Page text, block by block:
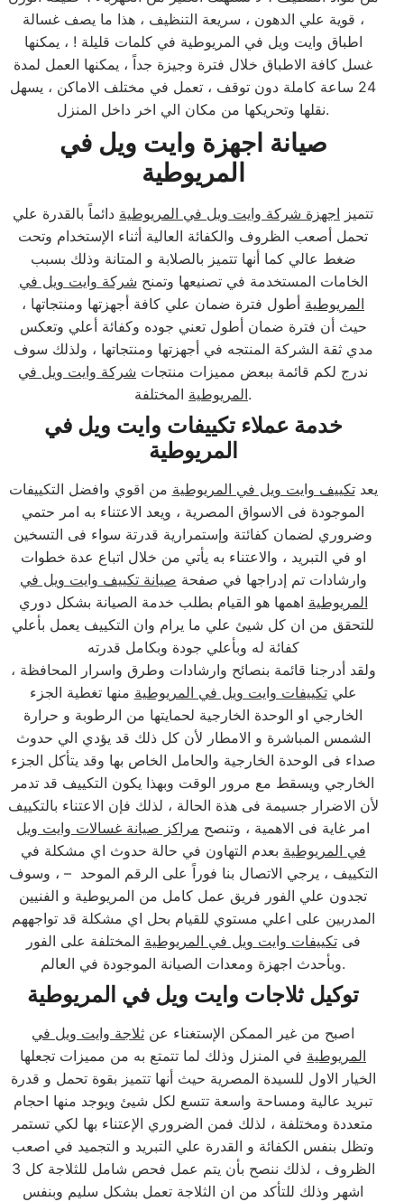
، قوية علي الدهون ، سريعة التنظيف ، هذا ما يصف غسالة
اطباق وايت ويل في المريوطية في كلمات قليلة ! ، يمكنها
غسل كافة الاطباق خلال فترة وجيزة جداً ، يمكنها العمل لمدة
24 ساعة كاملة دون توقف ، تعمل في مختلف الاماكن ، يسهل
نقلها وتحريكها من مكان الي اخر داخل المنزل.
صيانة اجهزة وايت ويل في
المريوطية
تتميز اجهزة شركة وايت ويل في المريوطية دائماً بالقدرة علي
تحمل أصعب الظروف والكفائة العالية أثناء الإستخدام وتحت
ضغط عالي كما أنها تتميز بالصلابة و المتانة وذلك بسبب
الخامات المستخدمة في تصنيعها وتمنح شركة وايت ويل في
المريوطية أطول فترة ضمان علي كافة أجهزتها ومنتجاتها ،
حيث أن فترة ضمان أطول تعني جوده وكفائة أعلي وتعكس
مدي ثقة الشركة المنتجه في أجهزتها ومنتجاتها ، ولذلك سوف
ندرج لكم قائمة ببعض مميزات منتجات شركة وايت ويل في
المريوطيةالمختلفة.
خدمة عملاء تكييفات وايت ويل في
المريوطية
يعدتكييف وايت ويل في المريوطية من اقوي وافضل التكييفات
الموجودة فى الاسواق المصرية ، ويعد الاعتناء به امر حتمي
وضروري لضمان كفائتة وإستمرارية قدرتة سواء فى التسخين
او في التبريد ، والاعتناء به يأتي من خلال اتباع عدة خطوات
وارشادات تم إدراجها في صفحة صيانة تكييف وايت ويل في
المريوطية اهمها هو القيام بطلب خدمة الصيانة بشكل دوري
للتحقق من ان كل شيئ علي ما يرام وان التكييف يعمل بأعلي
كفائة له وبأعلي جودة وبكامل قدرته
، ولقد أدرجنا قائمة بنصائح وارشادات وطرق واسرار المحافظة
عليتكييفات وايت ويل في المريوطية منها تغطية الجزء
الخارجي او الوحدة الخارجية لحمايتها من الرطوبة و حرارة
الشمس المباشرة و الامطار لأن كل ذلك قد يؤدي الي حدوث
صداء فى الوحدة الخارجية والحامل الخاص بها وقد يتأكل الجزء
الخارجي ويسقط مع مرور الوقت وبهذا يكون التكييف قد تدمر
لأن الاضرار جسيمة فى هذة الحالة ، لذلك فإن الاعتناء بالتكييف
امر غاية فى الاهمية ، وتنصح مراكز صيانة غسالات وايت ويل
في المريوطية بعدم التهاون في حالة حدوث اي مشكلة في
التكييف ، يرجي الاتصال بنا فوراً على الرقم الموحد – ، وسوف
تجدون علي الفور فريق عمل كامل من المريوطية و الفنيين
المدربين على اعلي مستوي للقيام بحل اي مشكلة قد تواجههم
فىتكييفات وايت ويل في المريوطية المختلفة على الفور
وبأحدث اجهزة ومعدات الصيانة الموجودة في العالم.
توكيل ثلاجات وايت ويل في المريوطية
اصبح من غير الممكن الإستغناء عن ثلاجة وايت ويل في
المريوطية في المنزل وذلك لما تتمتع به من مميزات تجعلها
الخيار الاول للسيدة المصرية حيث أنها تتميز بقوة تحمل و قدرة
تبريد عالية ومساحة واسعة تتسع لكل شيئ ويوجد منها احجام
متعددة ومختلفة ، لذلك فمن الضروري الإعتناء بها لكي تستمر
وتظل بنفس الكفائة و القدرة علي التبريد و التجميد في اصعب
الظروف ، لذلك ننصح بأن يتم عمل فحص شامل للثلاجة كل 3
اشهر وذلك للتأكد من ان الثلاجة تعمل بشكل سليم وبنفس